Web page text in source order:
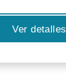
Ver detalles